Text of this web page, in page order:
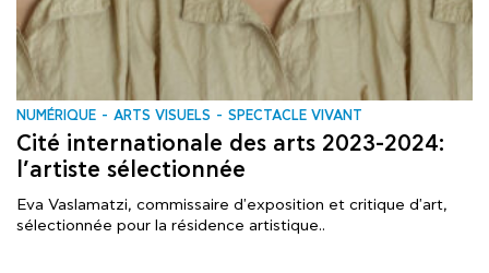
NUMÉRIQUE ARTS VISUELS SPECTACLE VIVANT
Cité internationale des arts 2023-2024:
l’artiste sélectionnée
Eva Vaslamatzi, commissaire d'exposition et critique d'art,
sélectionnée pour la résidence artistique..